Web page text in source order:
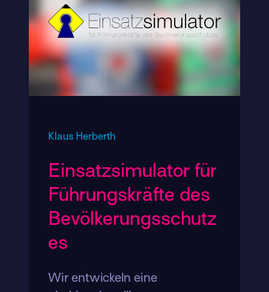
Klaus Herberth
Einsatzsimulator für
Führungskräfte des
Bevölkerungsschutz
es
Wir entwickeln eine